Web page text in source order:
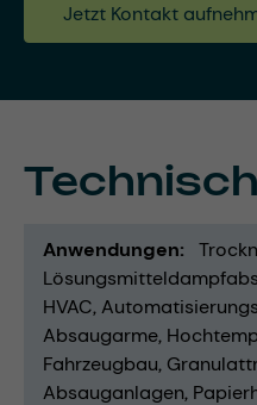
Jetzt Kontakt
Anwendungen
HVAC
Absaugarme
Fahrzeugbau
Absauganlagen